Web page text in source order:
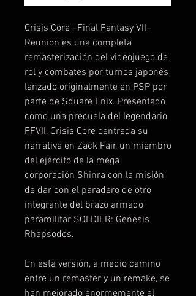
Crisis Core –Final Fantasy VII–
Reunion es una completa
remasterización del videojuego de
rol y combates por turnos japonés
lanzado originalmente en PSP por
parte de Square Enix. Presentado
como una precuela del legendario
FFVII, Crisis Core centrada su
narrativa en Zack Fair, un miembro
del ejército de la mega
corporación Shinra con la misión
de dar con el paradero de otro
integrante del brazo armado
paramilitar SOLDIER: Genesis
Rhapsodos.
En esta versión, a medio camino
entre un remaster y un remake, se
han mejorado enormemente el